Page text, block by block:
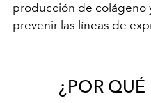
producción de colágeno
prevenir las líneas de
¿POR